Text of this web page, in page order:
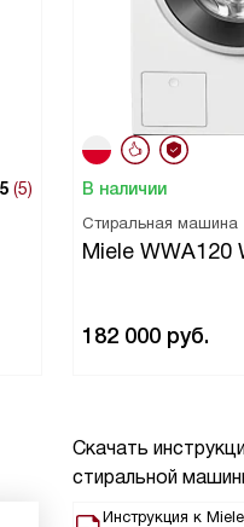
5 (5) В наличии
Стиральная машина
Miele WWA120
182 000 руб.
Скачать
стиральной
Инструкция к